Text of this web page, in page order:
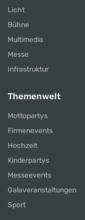
Licht
Bühne
Multimedia
Messe
Infrastruktur
Themenwelt
Mottopartys
Firmenevents
Hochzeit
Kinderpartys
Messeevents
Galaveranstaltungen
Sport